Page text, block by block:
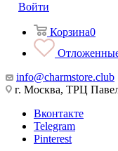
Войти
Корзина0
info@charmstore.club
г. Москва, ТРЦ
Вконтакте
Telegram
Pinterest